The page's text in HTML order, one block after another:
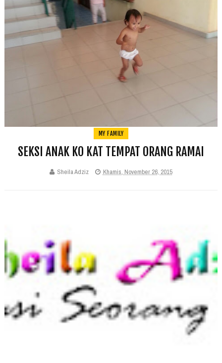
MY FAMILY
SEKSI ANAK KO KAT TEMPAT ORANG RAMAI
Sheila Adziz Khamis, November 26, 2015